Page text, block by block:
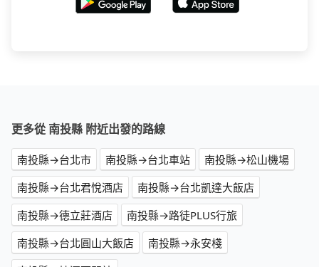
更多從 南投縣 附近出發的路線
南投縣→台北市 南投縣→台北車站
南投縣→松山機場
南投縣→台北君悅酒店
南投縣→台北凱達大飯店
南投縣→德立莊酒店
南投縣→路徒PLUS行旅
南投縣→台北圓山大飯店
南投縣→永安棧